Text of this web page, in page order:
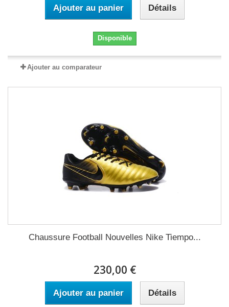
Ajouter au panier Détails
Disponible
Ajouter au comparateur
Chaussure Football Nouvelles Nike Tiempo...
230,00 €
Ajouter au panier Détails